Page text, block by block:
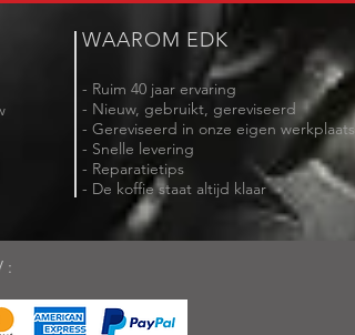
WAAROM EDK
- Ruim 40 jaar ervaring
- Nieuw, gebruikt, gereviseerd
- Gereviseerd in onze eigen werkplaats
- Snelle levering
- Reparatietips
- De koffie staat altijd klaar
: